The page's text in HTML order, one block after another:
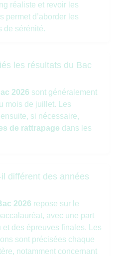
réaliste et revoir les
permet d’aborder les
de sérénité.
les résultats du Bac
2026 sont généralement
mois de juillet. Les
si nécessaire,
de rattrapage dans les
différent des années
2026 repose sur le
avec une part
et des épreuves finales. Les
sont précisées chaque
notamment concernant